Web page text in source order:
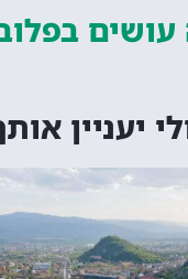
בפלובדיב?
אותך גם